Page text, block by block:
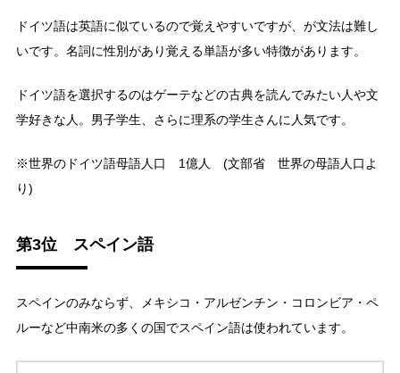
ドイツ語は英語に似ているので覚えやすいですが、が文法は難し
いです。名詞に性別があり覚える単語が多い特徴があります。
ドイツ語を選択するのはゲーテなどの古典を読んでみたい人や文
学好きな人。男子学生、さらに理系の学生さんに人気です。
※世界のドイツ語母語人口 1億人 (文部省 世界の母語人口よ
り)
第3位 スペイン語
スペインのみならず、メキシコ・アルゼンチン・コロンビア・ペ
ルーなど中南米の多くの国でスペイン語は使われています。